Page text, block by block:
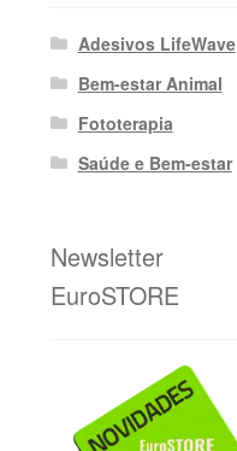
Adesivos LifeWave
Bem-estar Animal
Fototerapia
Saúde e Bem-estar
Newsletter
EuroSTORE